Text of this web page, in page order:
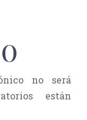
no será
están